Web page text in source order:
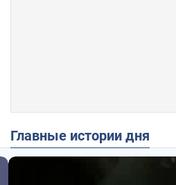
Главные истории дня